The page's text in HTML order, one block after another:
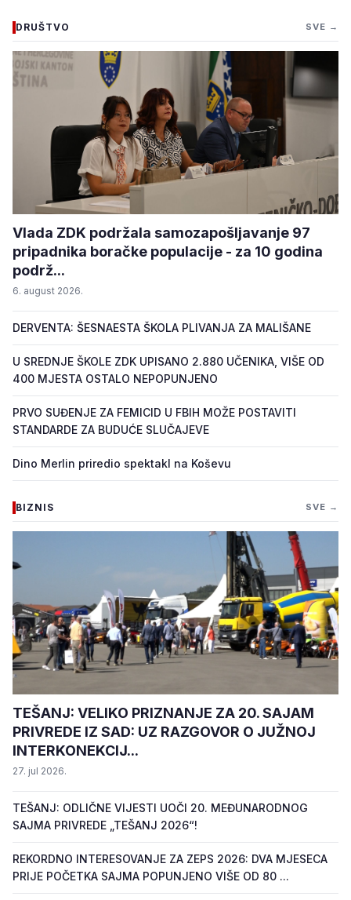
DRUŠTVO SVE →
Vlada ZDK podržala samozapošljavanje 97
pripadnika boračke populacije - za 10 godina
podrž...
6. august 2026.
DERVENTA: ŠESNAESTA ŠKOLA PLIVANJA ZA MALIŠANE
U SREDNJE ŠKOLE ZDK UPISANO 2.880 UČENIKA, VIŠE OD
400 MJESTA OSTALO NEPOPUNJENO
PRVO SUĐENJE ZA FEMICID U FBIH MOŽE POSTAVITI
STANDARDE ZA BUDUĆE SLUČAJEVE
Dino Merlin priredio spektakl na Koševu
BIZNIS SVE →
TEŠANJ: VELIKO PRIZNANJE ZA 20. SAJAM
PRIVREDE IZ SAD: UZ RAZGOVOR O JUŽNOJ
INTERKONEKCIJ...
27. jul 2026.
TEŠANJ: ODLIČNE VIJESTI UOČI 20. MEĐUNARODNOG
SAJMA PRIVREDE „TEŠANJ 2026“!
REKORDNO INTERESOVANJE ZA ZEPS 2026: DVA MJESECA
PRIJE POČETKA SAJMA POPUNJENO VIŠE OD 80 ...